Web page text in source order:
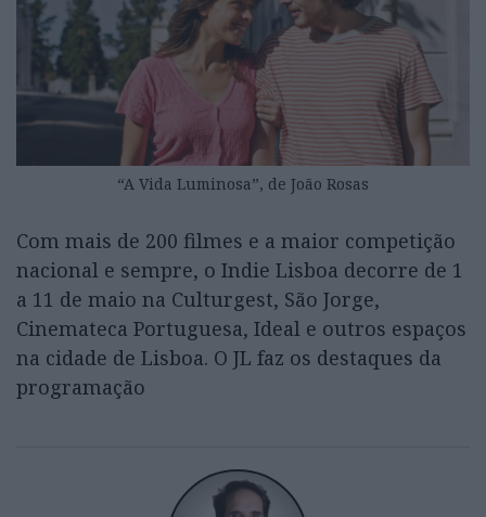
“A Vida Luminosa”, de João Rosas
Com mais de 200 filmes e a maior competição
nacional e sempre, o Indie Lisboa decorre de 1
a 11 de maio na Culturgest, São Jorge,
Cinemateca Portuguesa, Ideal e outros espaços
na cidade de Lisboa. O JL faz os destaques da
programação